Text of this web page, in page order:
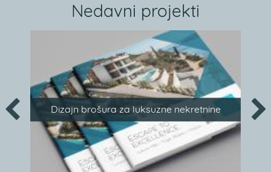
Nedavni projekti
Dizajn brošura za luksuzne nekretnine